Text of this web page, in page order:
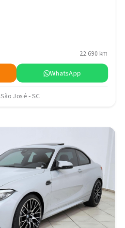
22.690 km
WhatsApp
São José - SC